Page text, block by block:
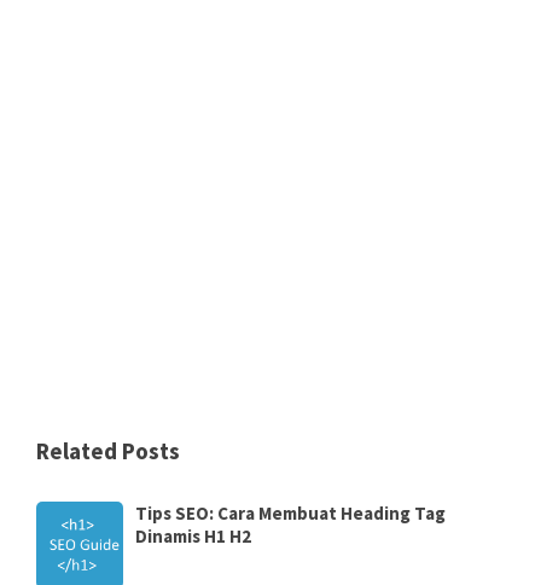
Related Posts
Tips SEO: Cara Membuat Heading Tag
Dinamis H1 H2